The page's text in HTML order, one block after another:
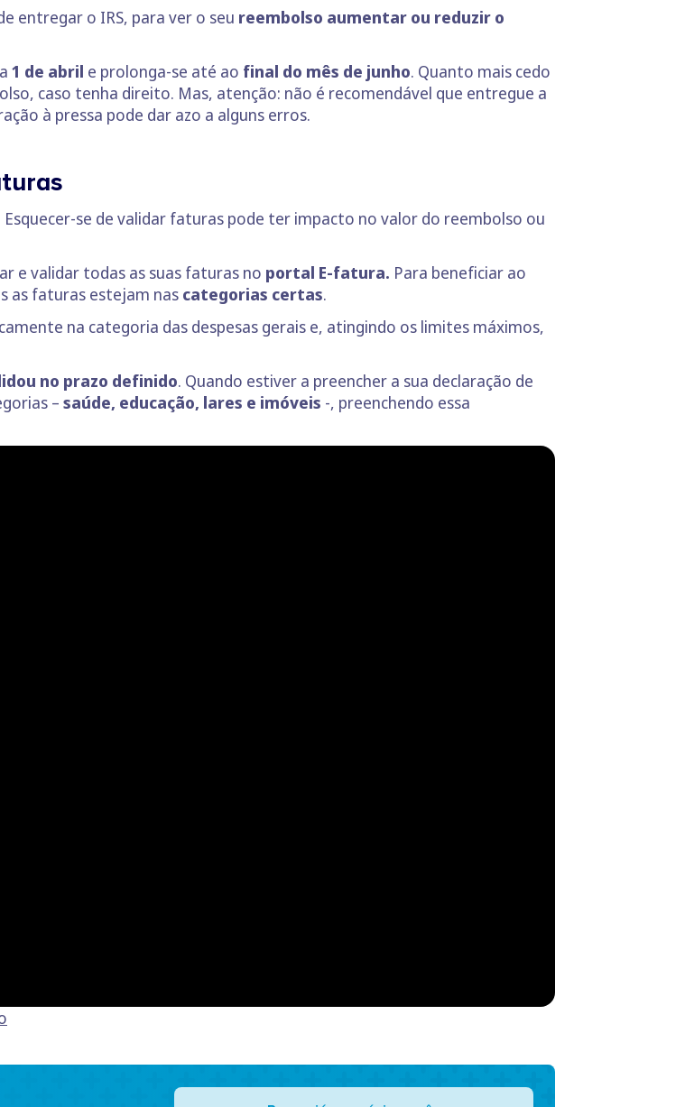
entregar o IRS, para ver o seu reembolso aumentar ou reduzir o
1 de abril e prolonga-se até ao final do mês de junho. Quanto mais cedo
caso tenha direito. Mas, atenção: não é recomendável que entregue a
à pressa pode dar azo a alguns erros.
se de validar faturas pode ter impacto no valor do reembolso ou
e validar todas as suas faturas no portal E-fatura. Para beneficiar ao
as faturas estejam nas categorias certas.
na categoria das despesas gerais e, atingindo os limites máximos,
no prazo definido. Quando estiver a preencher a sua declaração de
– saúde, educação, lares e imóveis -, preenchendo essa